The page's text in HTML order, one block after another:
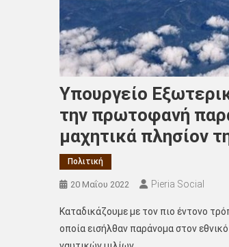
Υπουργείο
την πρωτοφανή
μαχητικά πλησίον
Πολιτική
20 Μαΐου 2022 Pieria Social
Καταδικάζουμε με τον πιο έντονο
οποία εισήλθαν παράνομα στον